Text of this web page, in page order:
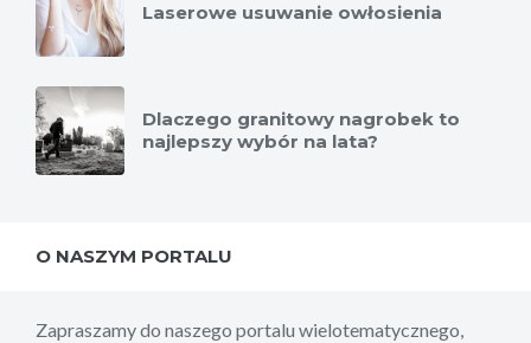
Laserowe usuwanie owłosienia
Dlaczego granitowy nagrobek to
najlepszy wybór na lata?
O NASZYM PORTALU
Zapraszamy do naszego portalu wielotematycznego,